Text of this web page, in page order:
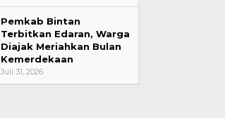
Pemkab Bintan
Terbitkan Edaran, Warga
Diajak Meriahkan Bulan
Kemerdekaan
Juli 31, 2026